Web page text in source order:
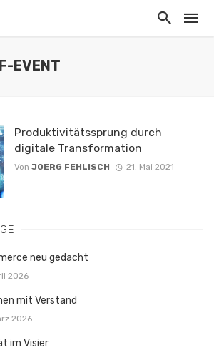
EVENT
Produktivitätssprung durch
digitale Transformation
Von JOERG FEHLISCH 21. Mai 2021
neu gedacht
2026
mit Verstand
2026
im Visier